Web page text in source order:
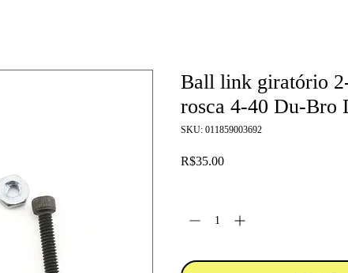
Ball link giratório
rosca 4-40 Du-Bro
SKU: 011859003692
R$35.00Price